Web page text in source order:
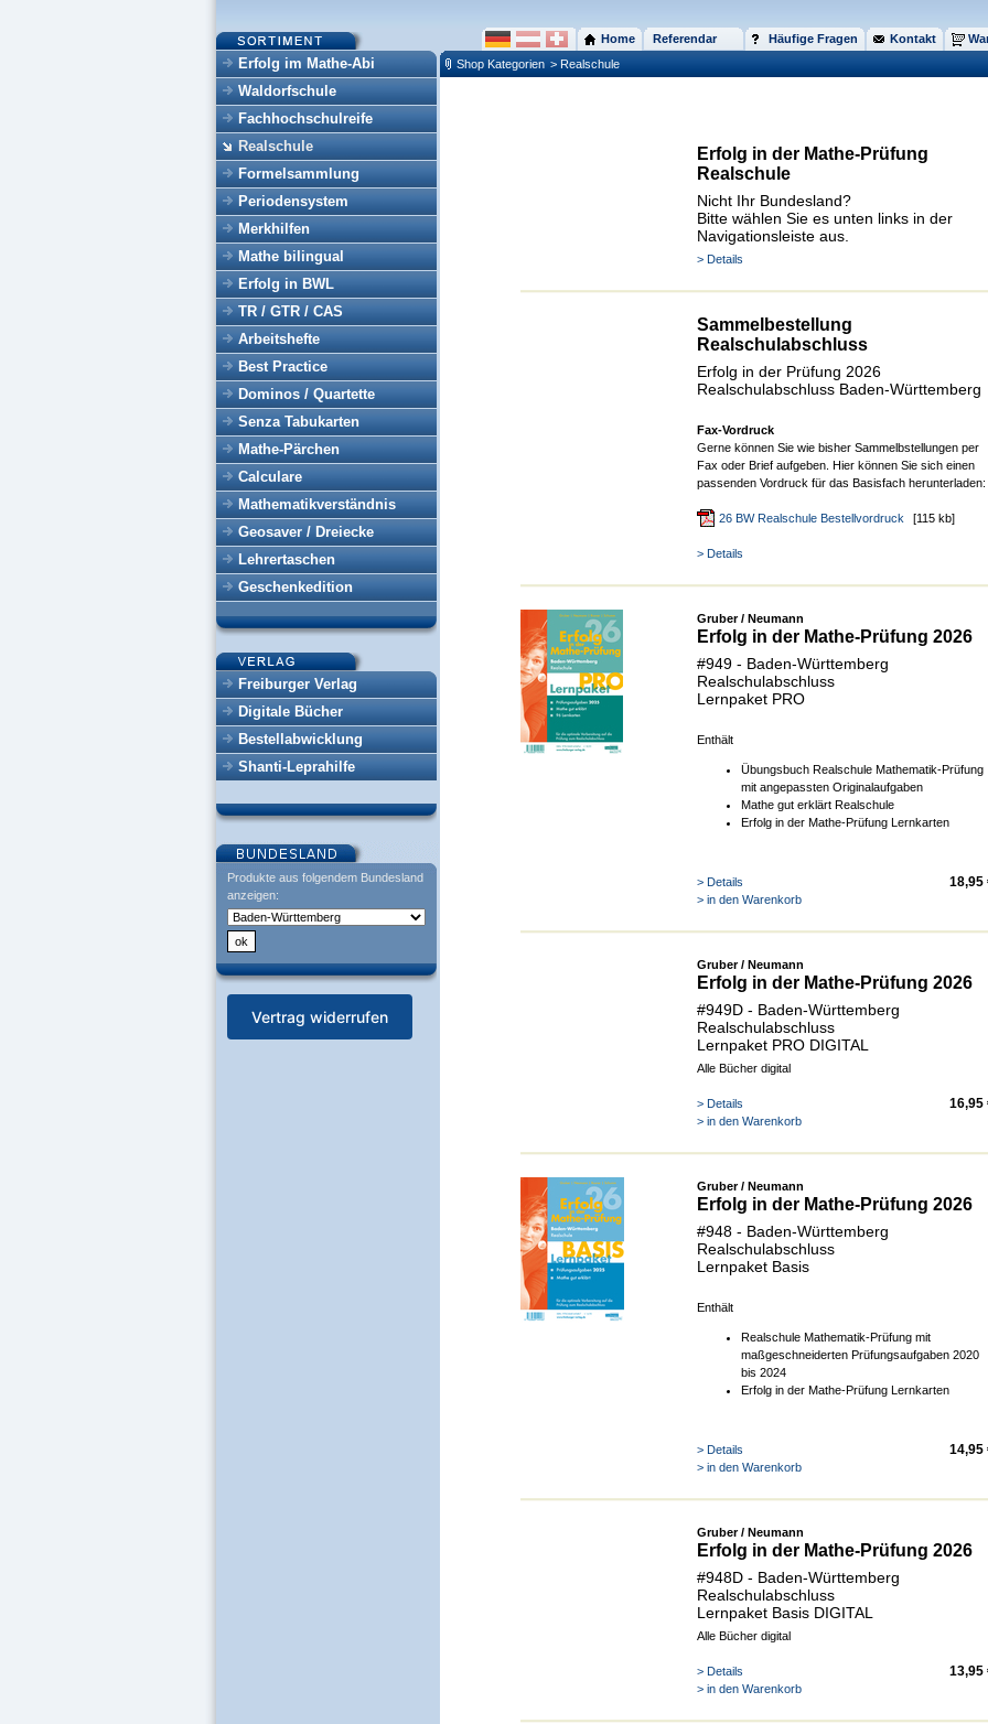
Erfolg im Mathe-Abi
Waldorfschule
Fachhochschulreife
Realschule
Formelsammlung
Periodensystem
Merkhilfen
Mathe bilingual
Erfolg in BWL
TR / GTR / CAS
Arbeitshefte
Best Practice
Dominos / Quartette
Senza Tabukarten
Mathe-Pärchen
Calculare
Mathematikverständnis
Geosaver / Dreiecke
Lehrertaschen
Geschenkedition
Freiburger Verlag
Digitale Bücher
Bestellabwicklung
Shanti-Leprahilfe
Produkte aus folgendem Bundesland
anzeigen:
Vertrag widerrufen
Home Referendar Häufige Fragen Kontakt
Shop Kategorien > Realschule
Erfolg in der Mathe-Prüfung
Realschule
Nicht Ihr Bundesland?
Bitte wählen Sie es unten links in der
Navigationsleiste aus.
> Details
Sammelbestellung
Realschulabschluss
Erfolg in der Prüfung 2026
Realschulabschluss Baden-Württemberg
Fax-Vordruck
Gerne können Sie wie bisher Sammelbstellungen per
Fax oder Brief aufgeben. Hier können Sie sich einen
passenden Vordruck für das Basisfach herunterladen:
26 BW Realschule Bestellvordruck [115 kb]
> Details
Gruber / Neumann
Erfolg in der Mathe-Prüfung 2026
#949 - Baden-Württemberg
Realschulabschluss
Lernpaket PRO
Enthält
Übungsbuch Realschule Mathematik-Prüfung
mit angepassten Originalaufgaben
Mathe gut erklärt Realschule
Erfolg in der Mathe-Prüfung Lernkarten
18,95
> Details
> in den Warenkorb
Gruber / Neumann
Erfolg in der Mathe-Prüfung 2026
#949D - Baden-Württemberg
Realschulabschluss
Lernpaket PRO DIGITAL
Alle Bücher digital
16,95
> Details
> in den Warenkorb
Gruber / Neumann
Erfolg in der Mathe-Prüfung 2026
#948 - Baden-Württemberg
Realschulabschluss
Lernpaket Basis
Enthält
Realschule Mathematik-Prüfung mit
maßgeschneiderten Prüfungsaufgaben 2020
bis 2024
Erfolg in der Mathe-Prüfung Lernkarten
14,95
> Details
> in den Warenkorb
Gruber / Neumann
Erfolg in der Mathe-Prüfung 2026
#948D - Baden-Württemberg
Realschulabschluss
Lernpaket Basis DIGITAL
Alle Bücher digital
13,95
> Details
> in den Warenkorb